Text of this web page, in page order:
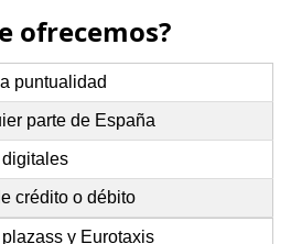
ofrecemos?
puntualidad
parte de España
digitales
crédito o débito
y Eurotaxis